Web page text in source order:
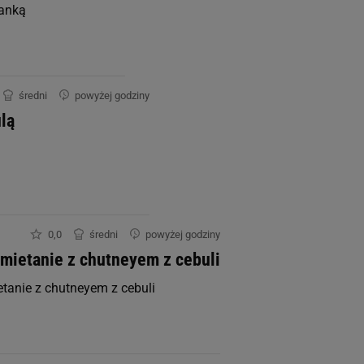
0.0 mg
średni powyżej godziny
0,0 średni powyżej godziny
z chutneyem z cebuli
z chutneyem z cebuli